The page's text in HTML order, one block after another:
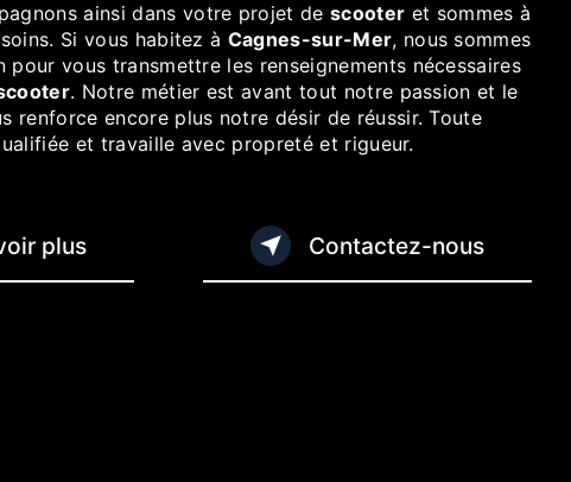
ainsi dans votre projet descooter et sommes à
Si vous habitez à Cagnes-sur-Mer, nous sommes
vous transmettre les renseignements nécessaires
. Notre métier est avant tout notre passion et le
renforce encore plus notre désir de réussir. Toute
et travaille avec propreté et rigueur.
plus Contactez-nous